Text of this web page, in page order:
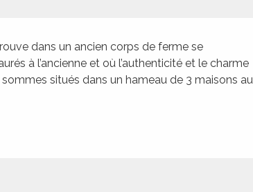
dans un ancien corps de ferme se
à l’ancienne et où l’authenticité et le charme
situés dans un hameau de 3 maisons au